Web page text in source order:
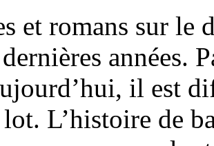
et romans sur le
années.
il est
L’histoire de